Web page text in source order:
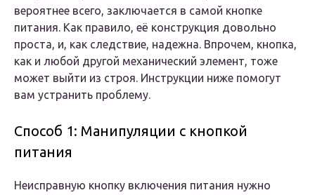
вероятнее всего, заключается в самой кнопке
питания. Как правило, её конструкция довольно
проста, и, как следствие, надежна. Впрочем, кнопка,
как и любой другой механический элемент, тоже
может выйти из строя. Инструкции ниже помогут
вам устранить проблему.
Способ 1: Манипуляции с кнопкой
питания
Неисправную кнопку включения питания нужно